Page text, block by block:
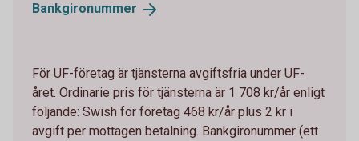
Bankgironummer
För UF-företag är tjänsterna avgiftsfria under UF-
året. Ordinarie pris för tjänsterna är 1 708 kr/år enligt
följande: Swish för företag 468 kr/år plus 2 kr i
avgift per mottagen betalning. Bankgironummer (ett